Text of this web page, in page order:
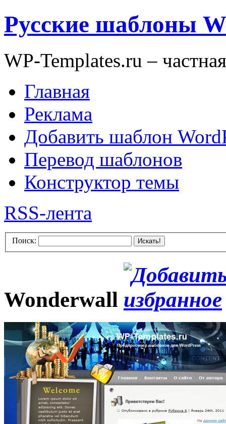
Русские шаблоны
WP-Templates.ru –
Главная
Реклама
Добавить шаблон
Перевод шаблонов
Конструктор темы
RSS-лента
Поиск: Искать!
Wonderwall